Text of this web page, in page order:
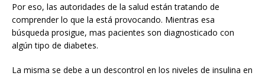
Por eso, las autoridades de la salud están tratando de
comprender lo que la está provocando. Mientras esa
búsqueda prosigue, mas pacientes son diagnosticado con
algún tipo de diabetes.
La misma se debe a un descontrol en los niveles de insulina en